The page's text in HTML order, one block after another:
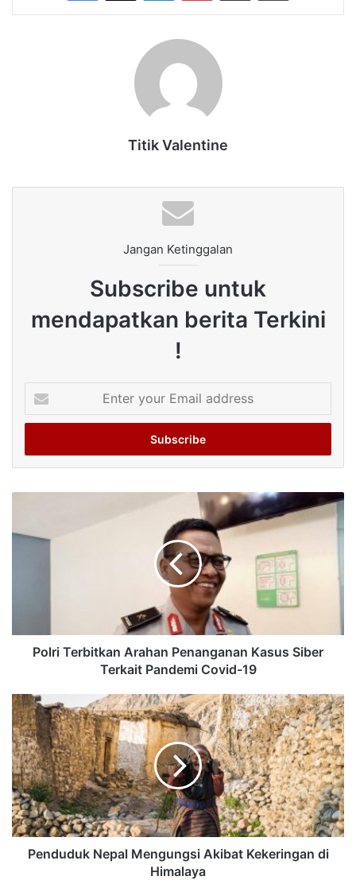
Titik Valentine
Jangan Ketinggalan
Subscribe untuk
mendapatkan berita Terkini
!
your
Email
Polri Terbitkan Arahan Penanganan Kasus Siber
Terkait Pandemi Covid-19
Penduduk Nepal Mengungsi Akibat Kekeringan di
Himalaya